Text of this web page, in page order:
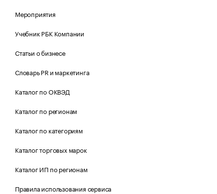
Мероприятия
Учебник РБК Компании
Статьи о бизнесе
Словарь PR и маркетинга
Каталог по ОКВЭД
Каталог по регионам
Каталог по категориям
Каталог торговых марок
Каталог ИП по регионам
Правила использования сервиса